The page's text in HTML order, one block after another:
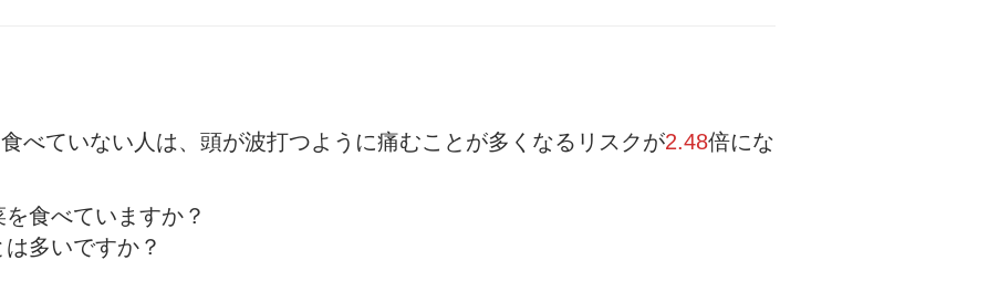
べていない人は、頭が波打つように痛むことが多くなるリスクが2.48倍にな
食べていますか？
多いですか？